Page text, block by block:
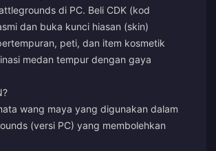
di PC. Beli CDK (kod
dan buka kunci hiasan (skin)
peti, dan item kosmetik
medan tempur dengan gaya
wang maya yang digunakan dalam
(versi PC) yang membolehkan